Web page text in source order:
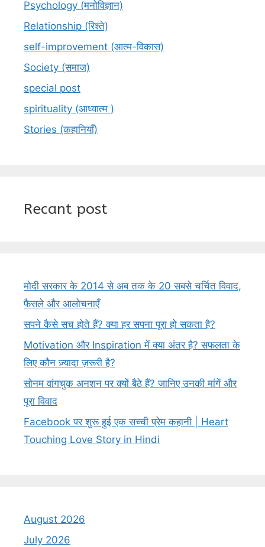
Psychology (मनोविज्ञान)
Relationship (रिश्ते)
self-improvement (आत्म-विकास)
Society (समाज)
special post
spirituality (आध्यात्म )
Stories (कहानियाँ)
Recant post
मोदी सरकार के 2014 से अब तक के 20 सबसे चर्चित विवाद,
फैसले और आलोचनाएँ
सपने कैसे सच होते हैं? क्या हर सपना पूरा हो सकता है?
Motivation और Inspiration में क्या अंतर है? सफलता के
लिए कौन ज़्यादा ज़रूरी है?
सोनम वांगचुक अनशन पर क्यों बैठे हैं? जानिए उनकी मांगें और
पूरा विवाद
Facebook पर शुरू हुई एक सच्ची प्रेम कहानी | Heart
Touching Love Story in Hindi
August 2026
July 2026